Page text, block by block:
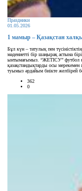
Праздники
01.05.2026
1 мамыр – Қазақстан
Бұл күн – татулық пен
мәдениетті бір шаңырақ астына
ынтымағымыз. “ЖЕТІСУ” футбол
қазақстандықтарды осы
туымыз әрдайым биікте желбірей
362
0